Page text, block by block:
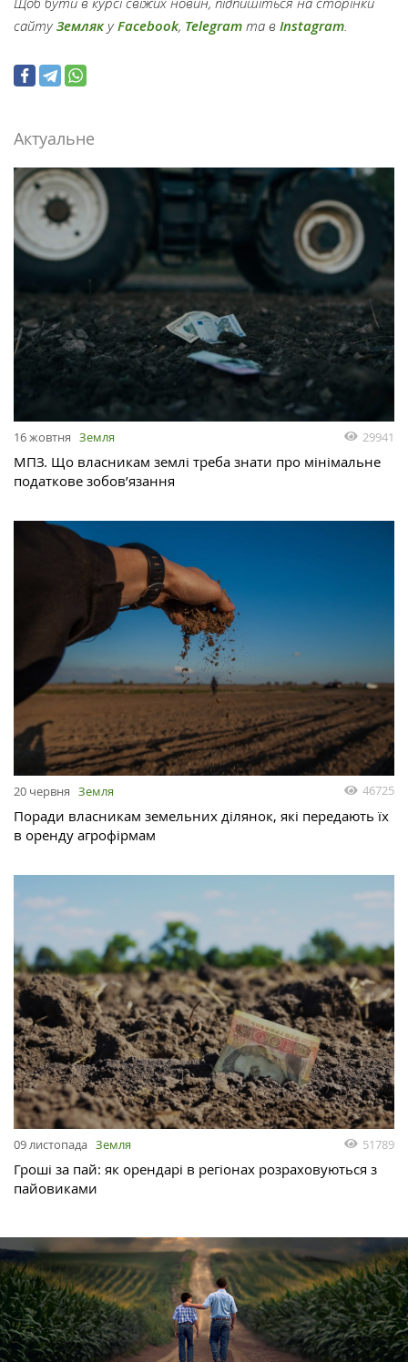
сайтуЗемлякуFacebook, Telegram та в Instagram
Актуальне
16 жовтня Земля 29941
МПЗ. Що власникам землі треба знати про мінімальне
податкове зобов’язання
20 червня Земля 46725
Поради власникам земельних ділянок, які передають їх
в оренду агрофірмам
09 листопада Земля 51789
Гроші за пай: як орендарі в регіонах розраховуються з
пайовиками